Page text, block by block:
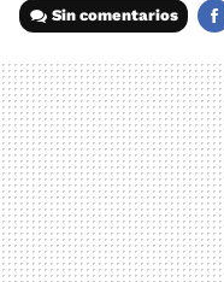
Sin comentarios